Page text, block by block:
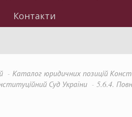
Контакти
Каталог юридичних позицій
Суд України
5.6.4.